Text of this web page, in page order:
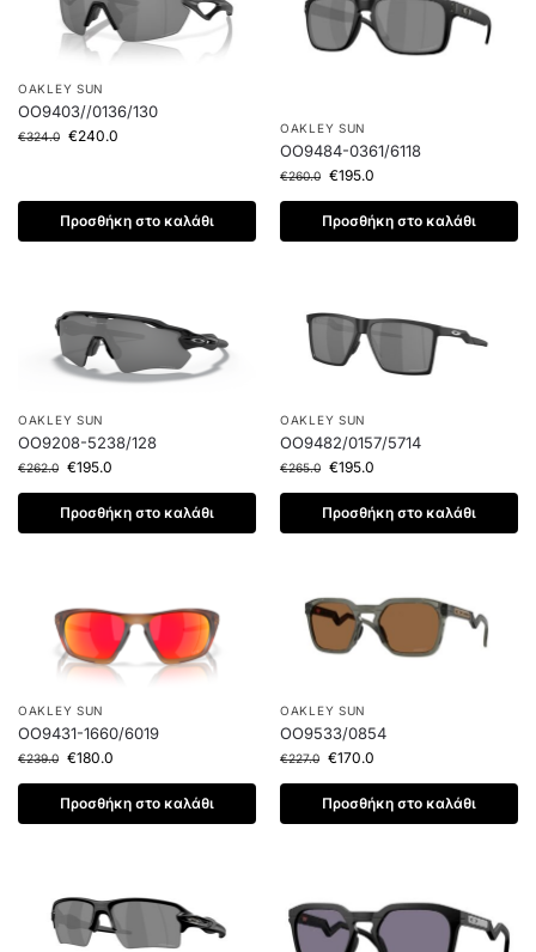
OAKLEY SUN
OO9403//0136/130
€324.0 €240.0
Προσθήκη στο καλάθι
OAKLEY SUN
OO9484-0361/6118
€260.0 €195.0
Προσθήκη στο καλάθι
OAKLEY SUN
OO9208-5238/128
€262.0 €195.0
Προσθήκη στο καλάθι
OAKLEY SUN
OO9482/0157/5714
€265.0 €195.0
Προσθήκη στο καλάθι
OAKLEY SUN
OO9431-1660/6019
€239.0 €180.0
Προσθήκη στο καλάθι
OAKLEY SUN
OO9533/0854
€227.0 €170.0
Προσθήκη στο καλάθι